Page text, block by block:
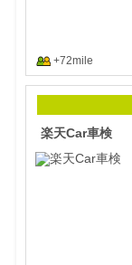
+72mile
楽天Car車検